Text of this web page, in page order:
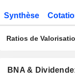
Synthèse
Ratios de
BNA &